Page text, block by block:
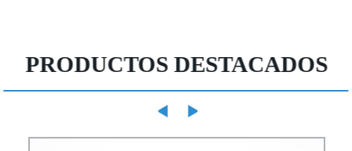
PRODUCTOS DESTACADOS